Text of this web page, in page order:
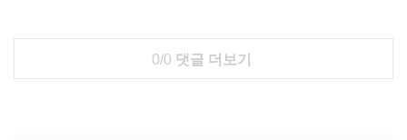
0/0 댓글 더보기